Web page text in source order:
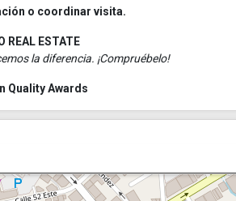
o coordinar visita.
REAL ESTATE
la diferencia. ¡Compruébelo!
Quality Awards